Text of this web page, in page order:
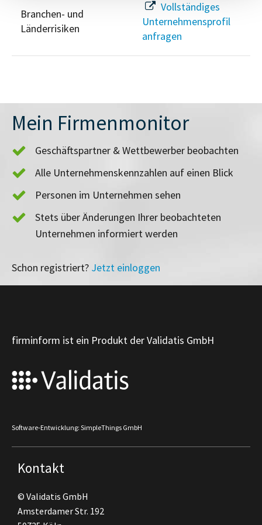
Branchen- und
Länderrisiken
Vollständiges
Unternehmensprofil
anfragen
Mein Firmenmonitor
Geschäftspartner & Wettbewerber beobachten
Alle Unternehmenskennzahlen auf einen Blick
Personen im Unternehmen sehen
Stets über Änderungen Ihrer beobachteten
Unternehmen informiert werden
Schon registriert? Jetzt einloggen
firminform ist ein Produkt der Validatis GmbH
Software-Entwicklung: SimpleThings GmbH
Kontakt
© Validatis GmbH
Amsterdamer Str. 192